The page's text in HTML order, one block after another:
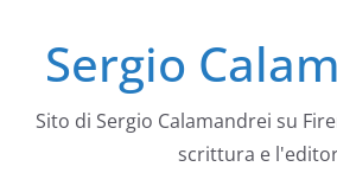
contenutoSergio
Sito di Sergio Calamandrei su
scrittura e